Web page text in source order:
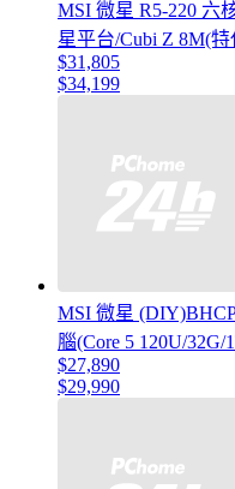
MSI 微星 R5-220 六
星平台/Cubi Z 8M(
$31,805
$34,199
MSI 微星
腦(Core 5 120U/32G/
$27,890
$29,990